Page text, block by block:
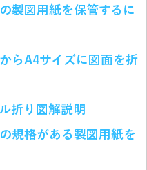
製図用紙を保管するに
らA4サイズに図面を折
折り図解説明
規格がある製図用紙を